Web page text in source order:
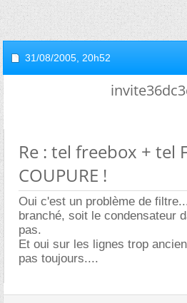
31/08/2005, 20h52
Re : tel freebox + tel
COUPURE !
Oui c'est un problème de
branché, soit le condensateur
pas.
Et oui sur les lignes trop
pas toujours....